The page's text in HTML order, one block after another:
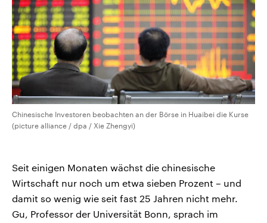
Chinesische Investoren beobachten an der Börse in Huaibei die Kurse
(picture alliance / dpa / Xie Zhengyi)
Seit einigen Monaten wächst die chinesische
Wirtschaft nur noch um etwa sieben Prozent – und
damit so wenig wie seit fast 25 Jahren nicht mehr.
Gu, Professor der Universität Bonn, sprach im